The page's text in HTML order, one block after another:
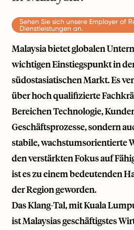
Sehen Sie sich unsere Employer of
Dienstleistungen an.
Malaysia bietet globalen
wichtigen Einstiegspunkt in
südostasiatischen Markt. Es
über hoch qualifizierte
Bereichen Technologie,
Geschäftsprozesse, sondern
stabile, wachstumsorientierte
den verstärkten Fokus auf
ist es zu einem bedeutenden
der Region geworden.
Das Klang-Tal, mit Kuala
ist Malaysias geschäftigstes